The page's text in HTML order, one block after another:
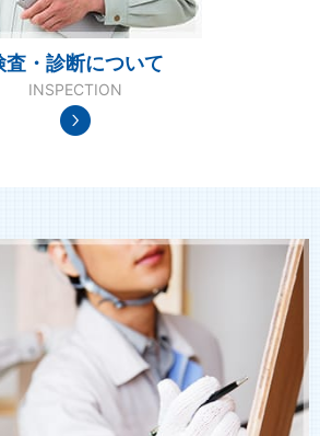
査・診断について
INSPECTION